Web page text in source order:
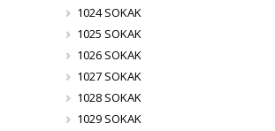
1024 SOKAK
1025 SOKAK
1026 SOKAK
1027 SOKAK
1028 SOKAK
1029 SOKAK